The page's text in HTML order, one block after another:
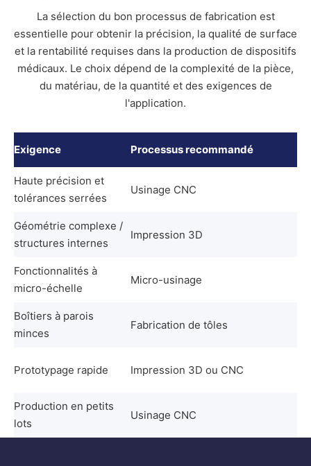
La sélection du bon processus de fabrication est
essentielle pour obtenir la précision, la qualité de surface
et la rentabilité requises dans la production de dispositifs
médicaux. Le choix dépend de la complexité de la pièce,
du matériau, de la quantité et des exigences de
l'application.
Exigence Processus recommandé
Haute précision et
tolérances serrées
Usinage CNC
Géométrie complexe /
structures internes
Impression 3D
Fonctionnalités à
micro-échelle
Micro-usinage
Boîtiers à parois
minces
Fabrication de tôles
Prototypage rapide Impression 3D ou CNC
Production en petits
lots
Usinage CNC